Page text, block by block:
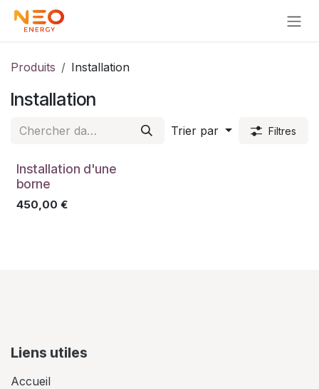
Se rendre au contenu
Produits Installation
Installation
Trier par Filtres
Installation d'une
borne
450,00 €
Liens utiles
Accueil